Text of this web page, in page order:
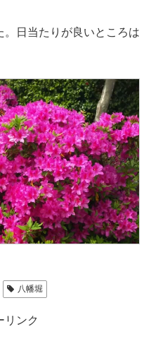
。日当たりが良いところは
八幡堀
リンク